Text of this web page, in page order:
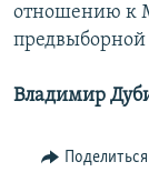
отношению к
Владимир
Поделиться